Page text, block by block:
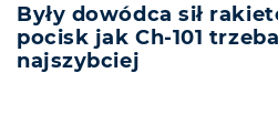
Były dowódca sił
pocisk jak Ch-101
najszybciej